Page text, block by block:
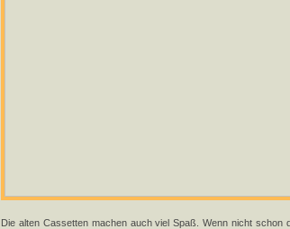
Die alten Cassetten machen auch viel Spaß. Wenn nicht schon